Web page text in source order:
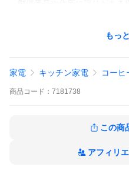
【置き配
もっ
家電 キッチン家電 コーヒ
商品 コード： 7181738
この商
アフィリ